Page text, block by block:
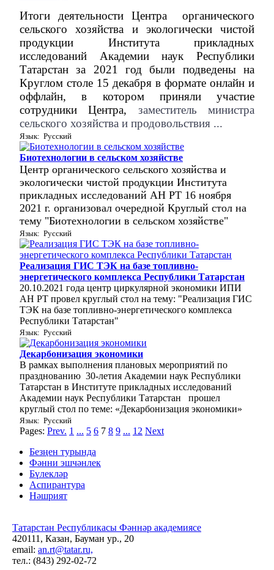
Итоги деятельности Центра органического
сельского хозяйства и экологически чистой
продукции Института прикладных
исследований Академии наук Республики
Татарстан за 2021 год были подведены на
Круглом столе 15 декабря в формате онлайн и
оффлайн, в котором приняли участие
сотрудники Центра, заместитель министра
сельского хозяйства и продовольствия ...
Язык: Русский
Биотехнологии в сельском хозяйстве
Центр органического сельского хозяйства и
экологически чистой продукции Института
прикладных исследований АН РТ 16 ноября
2021 г. организовал очередной Круглый стол на
тему "Биотехнологии в сельском хозяйстве"
Язык: Русский
Реализация ГИС ТЭК на базе топливно-
энергетического комплекса Республики Татарстан
20.10.2021 года центр циркулярной экономики ИПИ
АН РТ провел круглый стол на тему: "Реализация ГИС
ТЭК на базе топливно-энергетического комплекса
Республики Татарстан"
Язык: Русский
Декарбонизация экономики
В рамках выполнения плановых мероприятий по
празднованию 30-летия Академии наук Республики
Татарстан в Институте прикладных исследований
Академии наук Республики Татарстан прошел
круглый стол по теме: «Декарбонизация экономики»
Язык: Русский
Pages: Prev. 1 ... 5 6 7 8 9 ... 12 Next
Безңен турында
Фәнни эшчәнлек
Бүлекләр
Аспирантура
Нәшрият
Татарстан Республикасы Фәннәр академиясе
420111, Казан, Бауман ур., 20
email: an.rt@tatar.ru,
тел.: (843) 292-02-72